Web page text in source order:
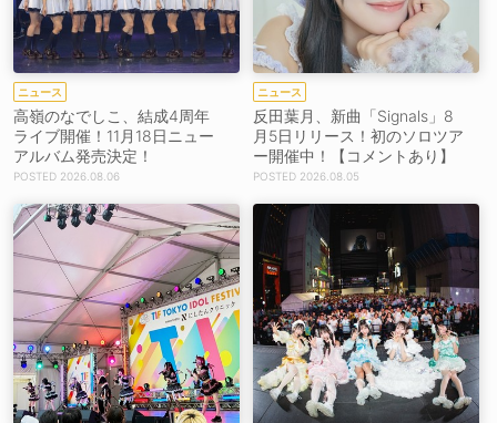
ニュース
高嶺のなでしこ、結成4周年
ライブ開催！11月18日ニュー
アルバム発売決定！
2026.08.06
ニュース
反田葉月、新曲「Signals」8
月5日リリース！初のソロツア
ー開催中！【コメントあり】
2026.08.05